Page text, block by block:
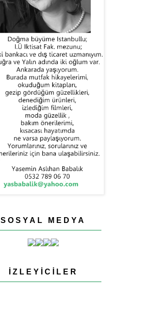
SOSYAL MEDYA
İZLEYICILER